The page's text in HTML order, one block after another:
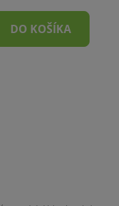
DO KOŠÍKA